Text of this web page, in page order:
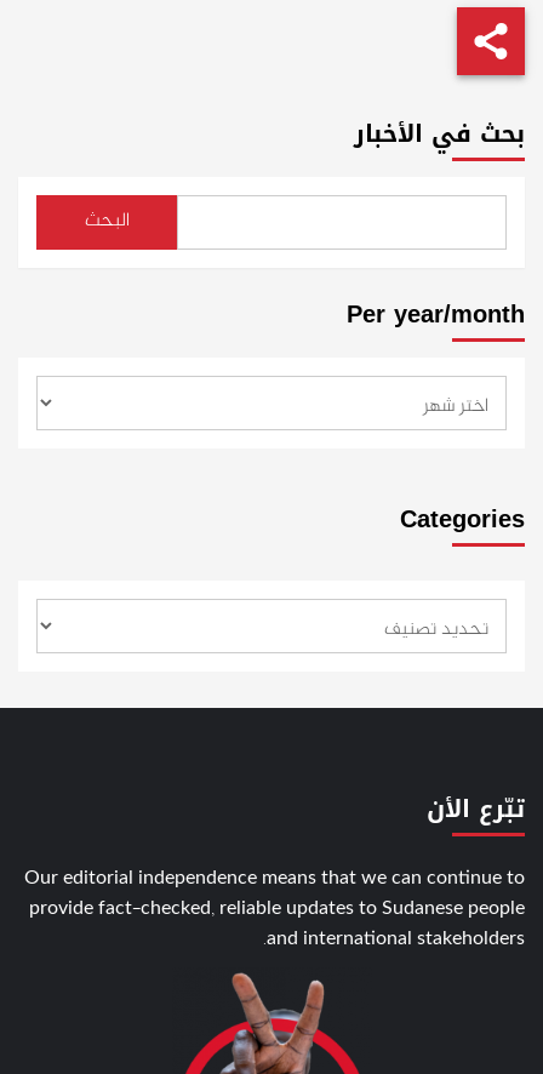
بحث في الأخبار
البحث
Per year/month
Categories
تبّرع الأن
Our editorial independence means that we can continue to
provide fact-checked, reliable updates to Sudanese people
and international stakeholders.